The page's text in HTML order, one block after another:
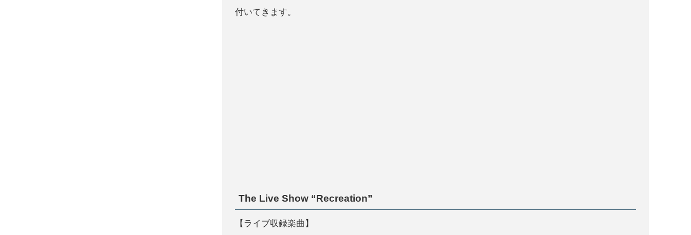
付いてきます。
The Live Show “Recreation”
【ライブ収録楽曲】